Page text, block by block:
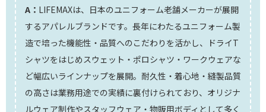
A： LIFEMAXは、日本のユニフォーム老舗メーカーが展開
するアパレルブランドです。長年にわたるユニフォーム製
造で培った機能性・品質へのこだわりを活かし、ドライT
シャツをはじめスウェット・ポロシャツ・ワークウェアな
ど幅広いラインナップを展開。耐久性・着心地・縫製品質
の高さは業務用途での実績に裏付けられており、オリジナ
ルウェア制作やスタッフウェア・物販用ボディとして多く